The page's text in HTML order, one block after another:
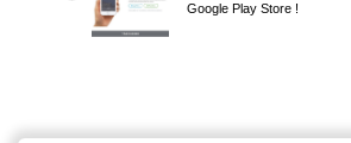
Google Play Store !